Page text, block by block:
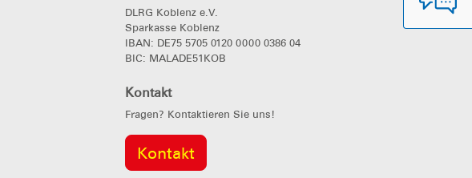
DLRG Koblenz e.V.
Sparkasse Koblenz
IBAN: DE75 5705 0120 0000 0386 04
BIC: MALADE51KOB
Kontakt
Fragen? Kontaktieren Sie uns!
Kontakt